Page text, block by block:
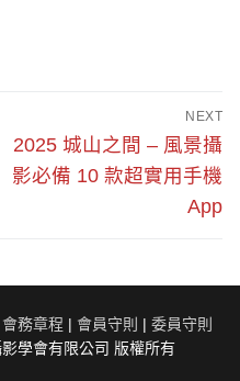
NEXT
Next
post:
2025 城山之間 – 風景攝
影必備 10 款超實用手機
App
會務章程 | 會員守則 | 委員守則
學會有限公司 版權所有